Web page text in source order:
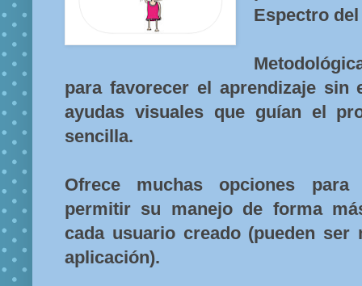
Espectro
para favorecer el aprendizaje sin
ayudas visuales que guían el
sencilla.
Ofrece muchas opciones
permitir su manejo de forma
cada usuario creado (pueden
aplicación).